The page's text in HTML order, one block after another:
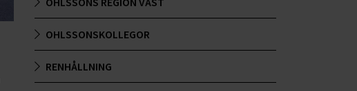
OHLSSONSKOLLEGOR
RENHÅLLNING